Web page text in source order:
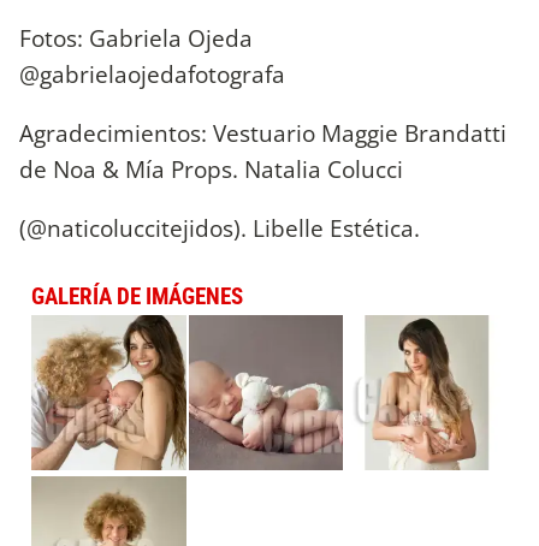
Fotos: Gabriela Ojeda
@gabrielaojedafotografa
Agradecimientos: Vestuario Maggie Brandatti
de Noa & Mía Props. Natalia Colucci
(@naticoluccitejidos). Libelle Estética.
GALERÍA DE IMÁGENES